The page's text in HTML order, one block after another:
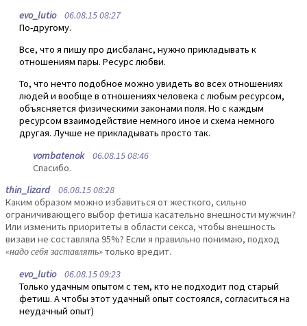
evo_lutio06.08.15 08:27
По-другому.
Все, что я пишу про дисбаланс, нужно прикладывать к
отношениям пары. Ресурс любви.
То, что нечто подобное можно увидеть во всех отношениях
людей и вообще в отношениях человека с любым ресурсом,
объясняется физическими законами поля. Но с каждым
ресурсом взаимодействие немного иное и схема немного
другая. Лучше не прикладывать просто так.
vombatenok06.08.15 08:46
Спасибо.
thin_lizard06.08.15 08:28
Каким образом можно избавиться от жесткого, сильно
ограничивающего выбор фетиша касательно внешности мужчин?
Или изменить приоритеты в области секса, чтобы внешность
визави не составляла 95%? Если я правильно понимаю, подход
«надо себя заставлять»только вредит.
evo_lutio06.08.15 09:23
Только удачным опытом с тем, кто не подходит под старый
фетиш. А чтобы этот удачный опыт состоялся, согласиться на
неудачный опыт)